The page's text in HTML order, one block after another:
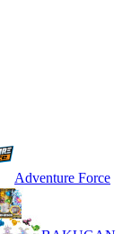
Adventure Force